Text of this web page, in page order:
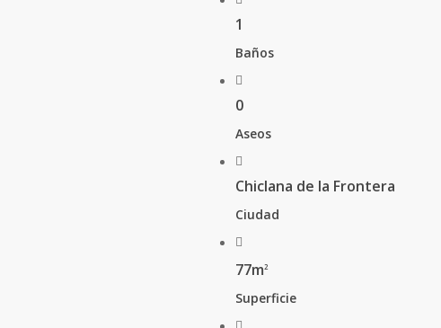
1
Baños
0
Aseos
Chiclana de la Frontera
Ciudad
77m2
Superficie